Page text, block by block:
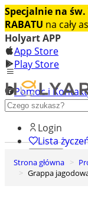
Specjalnie na
RABATU na cały
Holyart APP
App Store
Play Store
Pomoc i
+48 222 922 860
Login
Lista
0
Koszyk
Strona główna
Grappa